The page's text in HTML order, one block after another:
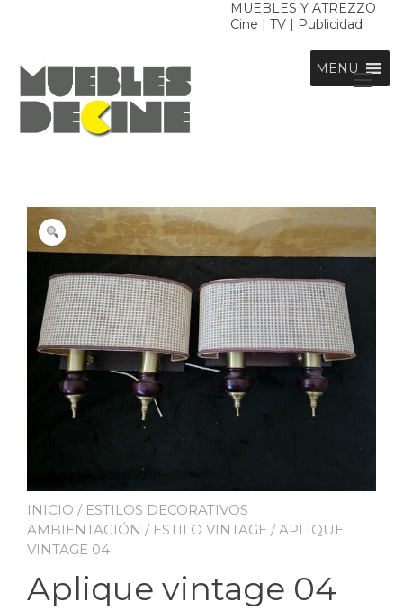
MUEBLES Y ATREZZO
Cine | TV | Publicidad
MENU
INICIO / ESTILOS DECORATIVOS
AMBIENTACIÓN / ESTILO VINTAGE / APLIQUE
VINTAGE 04
Aplique vintage 04